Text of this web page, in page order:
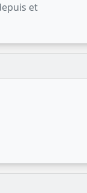
et